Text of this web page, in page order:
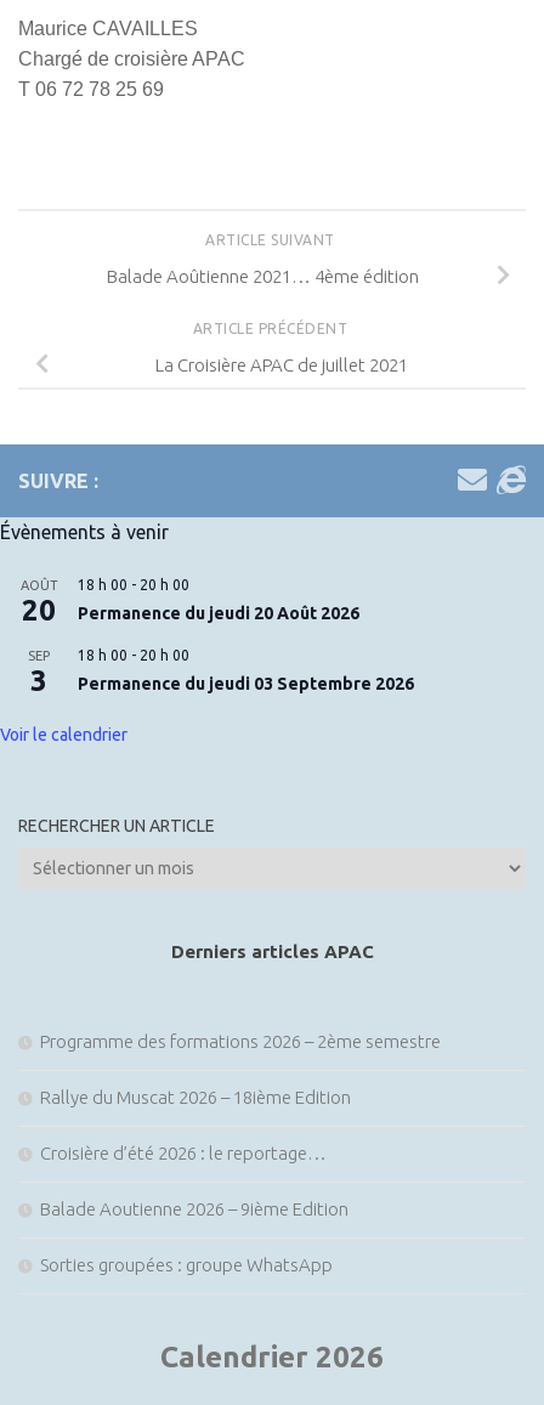
Maurice CAVAILLES
Chargé de croisière APAC
T 06 72 78 25 69
ARTICLE SUIVANT
Balade Aoûtienne 2021… 4ème édition
ARTICLE PRÉCÉDENT
La Croisière APAC de juillet 2021
SUIVRE :
Évènements à venir
AOÛT
20
18 h 00 - 20 h 00
Permanence du jeudi 20 Août 2026
SEP
3
18 h 00 - 20 h 00
Permanence du jeudi 03 Septembre 2026
Voir le calendrier
RECHERCHER UN ARTICLE
Rechercher
Derniers articles APAC
Programme des formations 2026 – 2ème semestre
Rallye du Muscat 2026 – 18ième Edition
Croisière d’été 2026 : le reportage…
Balade Aoutienne 2026 – 9ième Edition
Sorties groupées : groupe WhatsApp
Calendrier 2026